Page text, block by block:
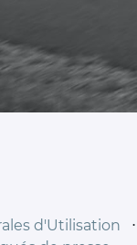
d'Utilisation
⋅